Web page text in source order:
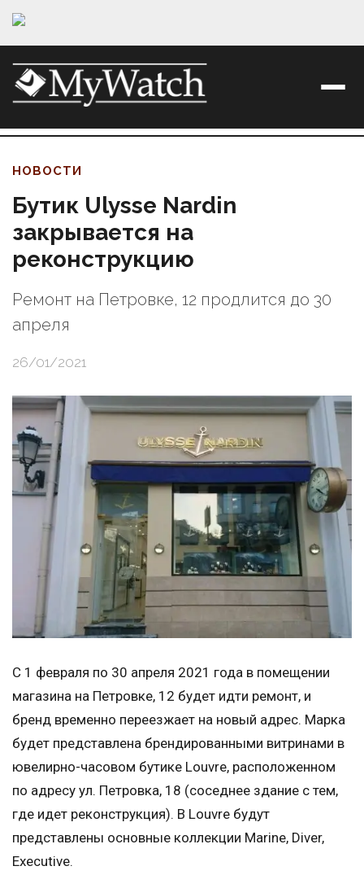
НОВОСТИ
Бутик Ulysse Nardin
закрывается на
реконструкцию
Ремонт на Петровке, 12 продлится до 30
апреля
26/01/2021
C 1 февраля по 30 апреля 2021 года в помещении
магазина на Петровке, 12 будет идти ремонт, и
бренд временно переезжает на новый адрес. Марка
будет представлена брендированными витринами в
ювелирно-часовом бутике Louvre, расположенном
по адресу ул. Петровка, 18 (соседнее здание с тем,
где идет реконструкция). В Louvre будут
представлены основные коллекции Marine, Diver,
Executive.